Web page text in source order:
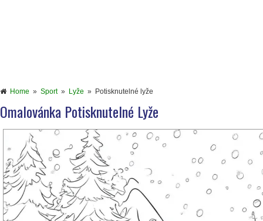
Home » Sport» Lyže » Potisknutelné lyže
Omalovánka Potisknutelné Lyže